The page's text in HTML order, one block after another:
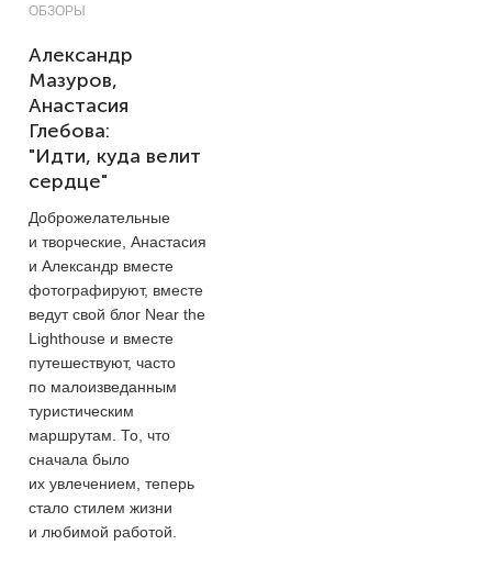
ОБЗОРЫ
Александр
Мазуров,
Анастасия
Глебова:
"Идти, куда велит
сердце"
Доброжелательные
и творческие, Анастасия
и Александр вместе
фотографируют, вместе
ведут свой блог Near the
Lighthouse и вместе
путешествуют, часто
по малоизведанным
туристическим
маршрутам. То, что
сначала было
их увлечением, теперь
стало стилем жизни
и любимой работой.